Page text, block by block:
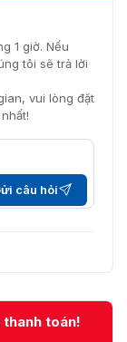
1 giờ. Nếu
tôi sẽ trả lời
vui lòng đặt
câu hỏi
toán!